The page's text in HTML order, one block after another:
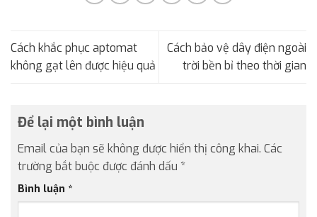
Cách khắc phục aptomat
không gạt lên được hiệu quả
Cách bảo vệ dây điện ngoài
trời bền bỉ theo thời gian
Để lại một bình luận
Email của bạn sẽ không được hiển thị công khai. Các
trường bắt buộc được đánh dấu *
Bình luận *